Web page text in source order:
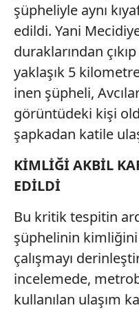
şüpheliyle aynı
edildi. Yani
duraklarından
yaklaşık 5
inen şüpheli,
görüntüdeki kişi
şapkadan katile
KİMLİĞİ AKBİL
EDİLDİ
Bu kritik tespitin
şüphelinin
çalışmayı
incelemede,
kullanılan ulaşım